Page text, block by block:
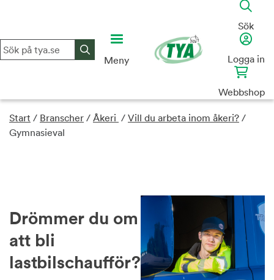
content
Meny
Sök
Logga in
Webbshop
Start / Branscher / Åkeri / Vill du arbeta inom åkeri? /
Gymnasieval
Drömmer du om
att bli
lastbilschaufför?